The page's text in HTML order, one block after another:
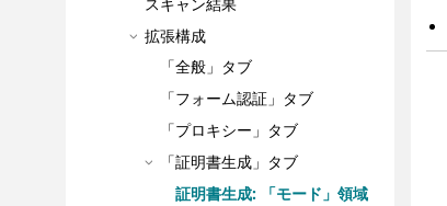
拡張構成
「全般」タブ
「フォーム認証」タブ
「プロキシー」タブ
「証明書生成」タブ
証明書生成: 「モード」領域